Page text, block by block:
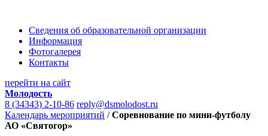
Сведения об образовательной организации
Информация
Фотогалерея
Контакты
перейти на сайт
Молодость
8 (34343) 2-10-86 reply@dsmolodost.ru
Календарь мероприятий /Соревнование по мини-футболу
АО «Святогор»